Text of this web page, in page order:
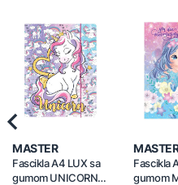
MASTER
Fascikla A4 LUX sa
gumom UNICORN
Fascikla
gumom